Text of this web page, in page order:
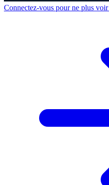
Connectez-vous pour ne plus voir